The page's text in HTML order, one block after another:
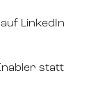
LinkedIn
statt